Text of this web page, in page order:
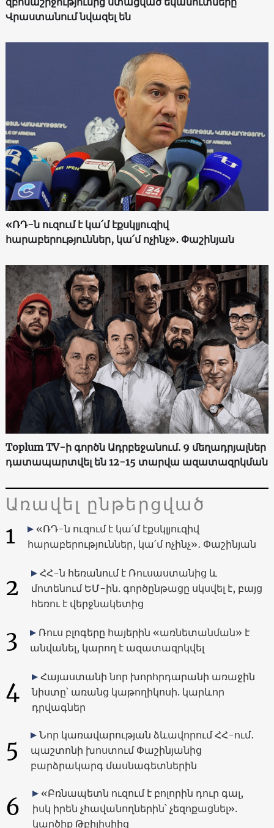
Վրաստանում նվազել են
«ՌԴ-ն ուզում է կա՛մ էքսկլյուզիվ
հարաբերություններ, կա՛մ ոչինչ»․ Փաշինյան
Toplum TV-ի գործն Ադրբեջանում. 9 մեղադրյալներ
դատապարտվել են 12-15 տարվա ազատազրկման
Առավել ընթերցված
1
«ՌԴ-ն ուզում է կա՛մ էքսկլյուզիվ
հարաբերություններ, կա՛մ ոչինչ»․ Փաշինյան
2
ՀՀ-ն հեռանում է Ռուսաստանից և
մոտենում ԵՄ-ին. գործընթացը սկսվել է, բայց
հեռու է վերջնակետից
3
Ռուս բլոգերը հայերին «առնետանման» է
անվանել, կարող է ազատազրկվել
4
Հայաստանի նոր խորհրդարանի առաջին
նիստը՝ առանց կաթողիկոսի. կարևոր
դրվագներ
5
Նոր կառավարության ձևավորում ՀՀ-ում․
պաշտոնի խոստում Փաշինյանից
բարձրակարգ մասնագետներին
6
«Բռնապետն ուզում է բոլորին դուր գալ,
իսկ իրեն չհավանողներին՝ չեզոքացնել».
կարծիք Թբիլիսիից